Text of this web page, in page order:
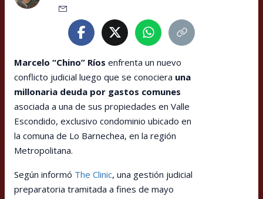
Marcelo “Chino” Ríos enfrenta un nuevo
conflicto judicial luego que se conociera una
millonaria deuda por gastos comunes
asociada a una de sus propiedades en Valle
Escondido, exclusivo condominio ubicado en
la comuna de Lo Barnechea, en la región
Metropolitana.
Según informó The Clinic, una gestión judicial
preparatoria tramitada a fines de mayo